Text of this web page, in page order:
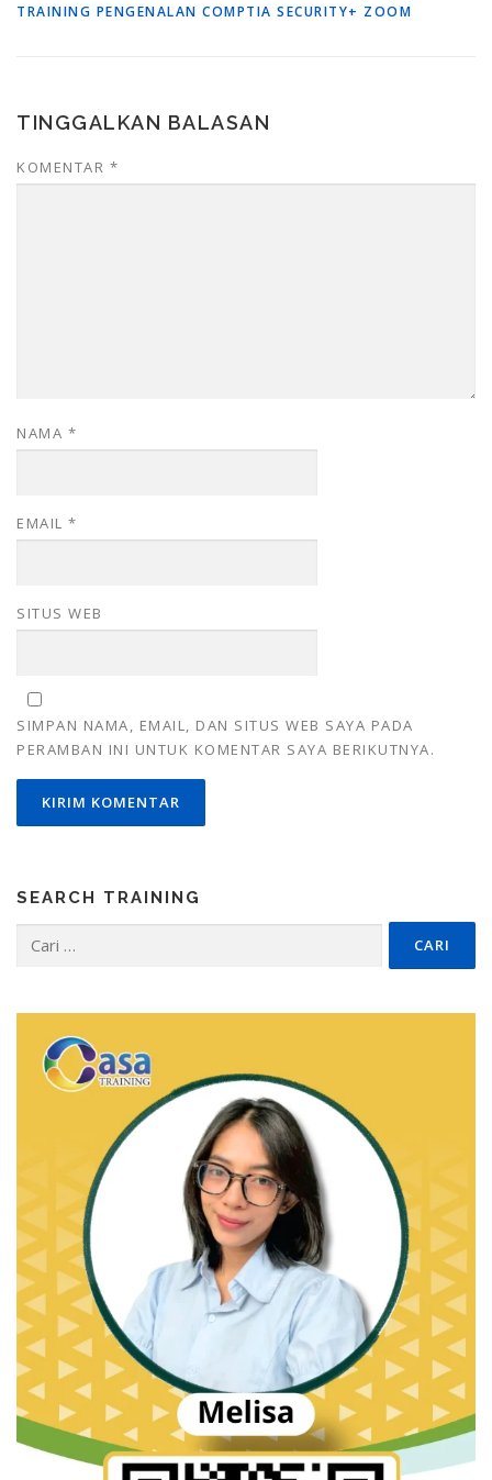
TRAINING PENGENALAN COMPTIA SECURITY+ ZOOM
TINGGALKAN BALASAN
KOMENTAR *
NAMA *
EMAIL *
SITUS WEB
SIMPAN NAMA, EMAIL, DAN SITUS WEB SAYA PADA
PERAMBAN INI UNTUK KOMENTAR SAYA BERIKUTNYA.
SEARCH TRAINING
untuk: